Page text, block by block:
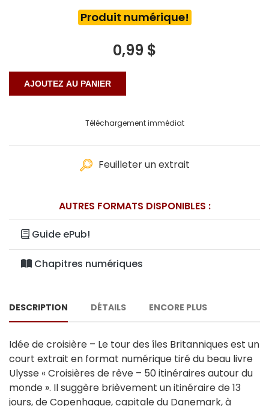
Produit numérique!
0,99 $
Téléchargement immédiat
Feuilleter un extrait
AUTRES FORMATS DISPONIBLES :
Guide ePub!
Chapitres numériques
DESCRIPTION DÉTAILS ENCORE PLUS
Idée de croisière – Le tour des îles Britanniques est un
court extrait en format numérique tiré du beau livre
Ulysse « Croisières de rêve – 50 itinéraires autour du
monde ». Il suggère brièvement un itinéraire de 13
jours, de Copenhague, capitale du Danemark, à